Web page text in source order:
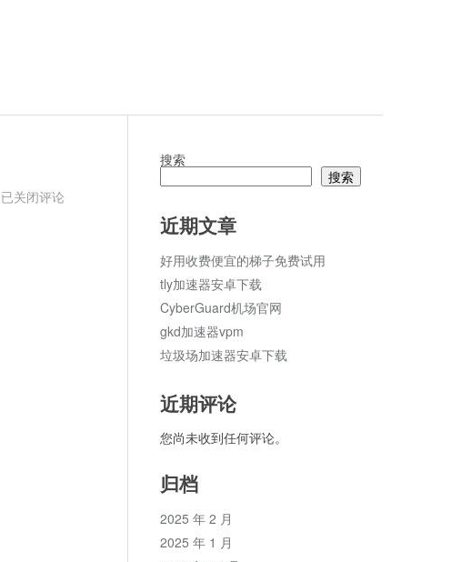
shadowrocket
已关闭评论
搜索
搜索
近期文章
好用收费便宜的梯子免费试用
tly加速器安卓下载
CyberGuard机场官网
gkd加速器vpm
垃圾场加速器安卓下载
近期评论
您尚未收到任何评论。
归档
2025 年 2 月
2025 年 1 月